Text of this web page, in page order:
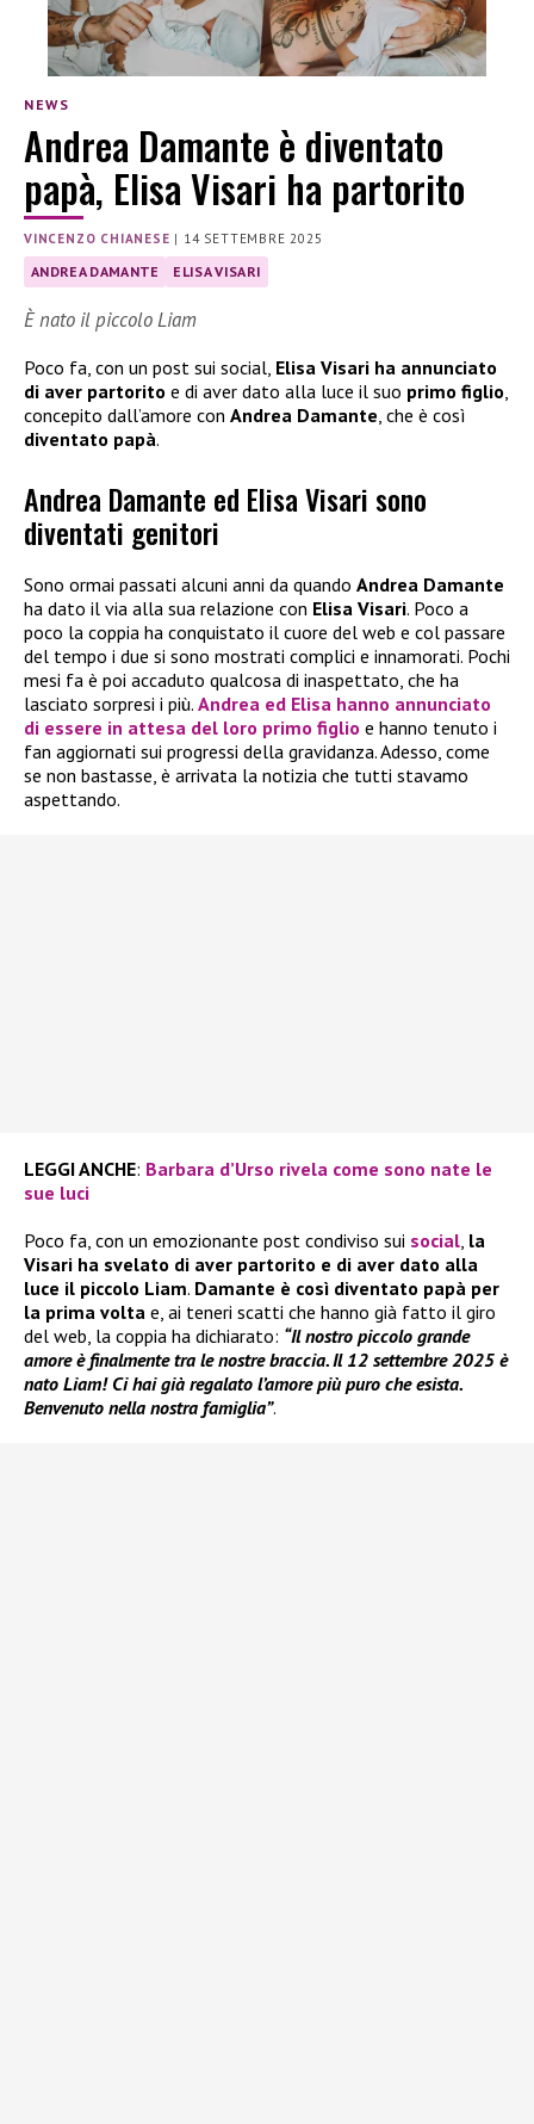
NEWS
Andrea Damante è diventato
papà, Elisa Visari ha partorito
VINCENZO CHIANESE | 14 SETTEMBRE 2025
ANDREA DAMANTE ELISA VISARI
È nato il piccolo Liam
Poco fa, con un post sui social, Elisa Visari ha annunciato
di aver partorito e di aver dato alla luce il suo primo figlio
concepito dall’amore con Andrea Damante , che è così
diventato papà.
Andrea Damante ed Elisa Visari sono
diventati genitori
Sono ormai passati alcuni anni da quando Andrea Damante
ha dato il via alla sua relazione con Elisa Visari. Poco a
poco la coppia ha conquistato il cuore del web e col passare
del tempo i due si sono mostrati complici e innamorati. Pochi
mesi fa è poi accaduto qualcosa di inaspettato, che ha
lasciato sorpresi i più. Andrea ed Elisa hanno annunciato
di essere in attesa del loro primo figlio e hanno tenuto i
fan aggiornati sui progressi della gravidanza. Adesso, come
se non bastasse, è arrivata la notizia che tutti stavamo
aspettando.
LEGGI ANCHE: Barbara d’Urso rivela come sono nate le
sue luci
Poco fa, con un emozionante post condiviso sui social, la
Visari ha svelato di aver partorito e di aver dato alla
luce il piccolo Liam. Damante è così diventato papà per
la prima volta e, ai teneri scatti che hanno già fatto il giro
del web, la coppia ha dichiarato: “Il nostro piccolo grande
amore è finalmente tra le nostre braccia. Il 12 settembre 2025 è
nato Liam! Ci hai già regalato l’amore più puro che esista.
Benvenuto nella nostra famiglia”.